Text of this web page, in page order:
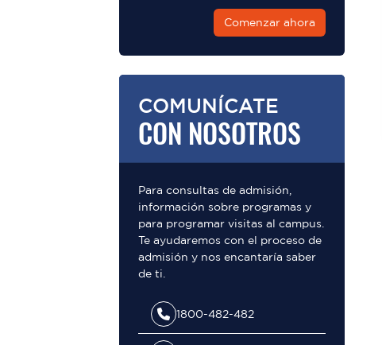
Comenzar ahora
COMUNÍCATE
CON NOSOTROS
Para consultas de admisión,
información sobre programas y
para programar visitas al campus.
Te ayudaremos con el proceso de
admisión y nos encantaría saber
de ti.
1800-482-482